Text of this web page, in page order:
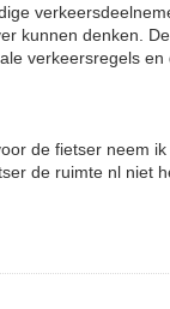
kunnen denken.
verkeersregels
de fietser neem
de ruimte nl niet